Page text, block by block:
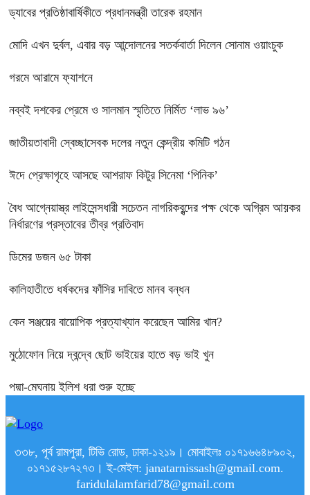
ড্যাবের প্রতিষ্ঠাবার্ষিকীতে প্রধানমন্ত্রী তারেক রহমান
মোদি এখন দুর্বল, এবার বড় আন্দোলনের সতর্কবার্তা দিলেন সোনাম ওয়াংচুক
গরমে আরামে ফ্যাশনে
নব্বই দশকের প্রেমে ও সালমান স্মৃতিতে নির্মিত ‘লাভ ৯৬’
জাতীয়তাবাদী স্বেচ্ছাসেবক দলের নতুন কেন্দ্রীয় কমিটি গঠন
ঈদে প্রেক্ষাগৃহে আসছে আশরাফ কিটুর সিনেমা ‘পিনিক’
বৈধ আগ্নেয়াস্ত্র লাইসেন্সধারী সচেতন নাগরিকবৃন্দের পক্ষ থেকে অগ্রিম আয়কর
নির্ধারণের প্রস্তাবের তীব্র প্রতিবাদ
ডিমের ডজন ৬৫ টাকা
কালিহাতীতে ধর্ষকদের ফাঁসির দাবিতে মানব বন্ধন
কেন সঞ্জয়ের বায়োপিক প্রত্যাখ্যান করেছেন আমির খান?
মুঠোফোন নিয়ে দ্বন্দ্বে ছোট ভাইয়ের হাতে বড় ভাই খুন
পদ্মা-মেঘনায় ইলিশ ধরা শুরু হচ্ছে
৩৩৮, পূর্ব রামপুরা, টিভি রোড, ঢাকা-১২১৯। মোবাইলঃ ০১৭১৬৬৪৮৯০২,
০১৭১৫২৮৭২৭৩। ই-মেইল: janatarnissash@gmail.com.
faridulalamfarid78@gmail.com